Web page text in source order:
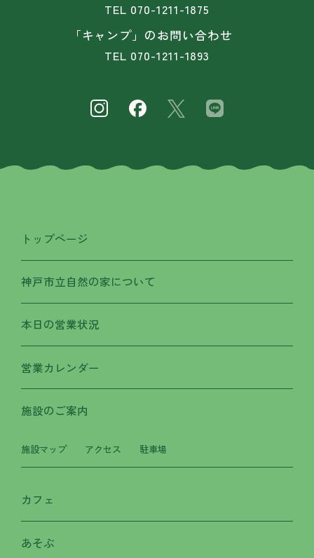
TEL 070-1211-1875
「キャンプ」のお問い合わせ
TEL 070-1211-1893
トップページ
神戸市立自然の家について
本日の営業状況
営業カレンダー
施設のご案内
施設マップ アクセス 駐車場
カフェ
あそぶ